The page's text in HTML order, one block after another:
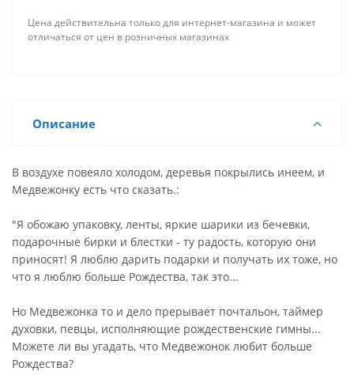
Цена действительна только для интернет-магазина и может
отличаться от цен в розничных магазинах
Описание
В воздухе повеяло холодом, деревья покрылись инеем, и
Медвежонку есть что сказать.:
"Я обожаю упаковку, ленты, яркие шарики из бечевки,
подарочные бирки и блестки - ту радость, которую они
приносят! Я люблю дарить подарки и получать их тоже, но
что я люблю больше Рождества, так это...
Но Медвежонка то и дело прерывает почтальон, таймер
духовки, певцы, исполняющие рождественские гимны...
Можете ли вы угадать, что Медвежонок любит больше
Рождества?